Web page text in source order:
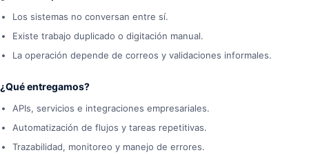
Los sistemas no conversan entre sí.
Existe trabajo duplicado o digitación manual.
La operación depende de correos y validaciones informales.
¿Qué entregamos?
APIs, servicios e integraciones empresariales.
Automatización de flujos y tareas repetitivas.
Trazabilidad, monitoreo y manejo de errores.